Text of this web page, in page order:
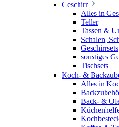
Geschirr
Alles in
Teller
Tassen &
Schalen,
Geschirrsets
sonstiges
Tischsets
Koch- &
Alles in
Back- &